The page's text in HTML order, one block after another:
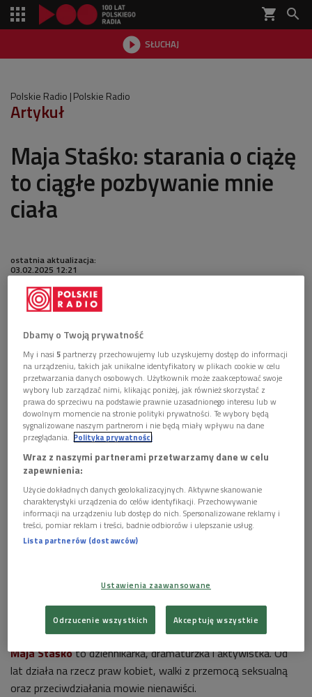
shopping_cart 
 SŁUCHAJ

Polskie Radio Polskie Radio
Artykuł
Maja Staśko: starania o ciążę
to ciągłe pozbywanie mnie
ciała
ostatnia aktualizacja:
03.02.2025 12:21
Obserwuj nas na
Google News
- Żaden test ciążowy nie wyszedł mi nigdy
pozytywny. Lęk jest obecny cały czas - mówi Maja
Staśko, gościni najnowszego odcinka podcastu
"N97".
Maja Staśko w podcaście "N97" Foto: Piotr Podlewski / Polskie Radio
Maja Staśkoto dziennikarka, dramaturżka i aktywistka. Od
lat działa na rzecz praw kobiet, walki z przemocą seksualną
oraz przeciwdziałania mowie nienawiści.
Dbamy o Twoją prywatność
My i nasi5 partnerzy przechowujemy lub uzyskujemy dostęp do informacji
na urządzeniu, takich jak unikalne identyfikatory w plikach cookie w celu
przetwarzania danych osobowych. Użytkownik może zaakceptować swoje
wybory lub zarządzać nimi, klikając poniżej, jak również skorzystać z
prawa do sprzeciwu na podstawie prawnie uzasadnionego interesu lub w
dowolnym momencie na stronie polityki prywatności. Te wybory będą
sygnalizowane naszym partnerom i nie będą miały wpływu na dane
przeglądania. Polityka prywatności
Wraz z naszymi partnerami przetwarzamy dane w celu
zapewnienia:
Użycie dokładnych danych geolokalizacyjnych. Aktywne skanowanie
charakterystyki urządzenia do celów identyfikacji. Przechowywanie
informacji na urządzeniu lub dostęp do nich. Spersonalizowane reklamy i
treści, pomiar reklam i treści, badnie odbiorców i ulepszanie usług.
Lista partnerów (dostawców)
Ustawienia zaawansowane
Odrzucenie wszystkich Akceptuję wszystkie